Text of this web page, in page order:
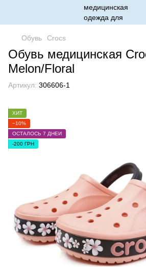
Обувь Crocs
Обувь медицинская
Melon/Floral
Артикул: 306606-1
ХИТ
−10%
ОСТАЛОСЬ 7 ДНЕЙ
-200 ГРН